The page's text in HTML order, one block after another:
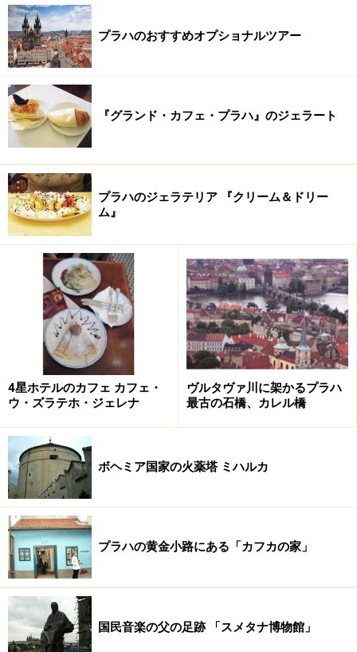
ざま。滞在に合わせて購入するとよいかと思います。空
港到着後から市内にむけ、バスや地下鉄を乗るので、そ
の時点で1Day（24H）購入100kc。チケット購入は空港
の到着出口出てすぐのカウンターで購入するればお札が
つかえます。バス停にある券売機は自販機でコインしか
使えません。バス停に偶然日本人2名の方が自販機で困
ってられましたので教えてあげました。
■Angelis (アンジェリス) Hotel Praha
住所：Pivovarska 5, Praha
電話番号：+420-257-190-900
営業時間：24H
アクセス：ルズィニェ空港からバス100番→Zlicin駅（ズ
リーチン）メトロB→Andel駅（アンデール）徒歩
→HOTEL
公式HP：www.hotelangelis.com/
※データは記事公開時点のものです。
※記事内容は執筆時点のものです。最新の内容をご確認くださ
い。
※海外を訪れる際には最新情報の入手に努め、「
ホームページ」を確認するなど、安全確保に十分注意を払ってく
ださい。
プラハのおすすめオプショナルツアー
『グランド・カフェ・プラハ』のジェラート
プラハのジェラテリア 『クリーム＆ドリー
ム』
4星ホテルのカフェ カフェ・
ウ・ズラテホ・ジェレナ
ヴルタヴァ川に架かるプラハ
最古の石橋、カレル橋
ボヘミア国家の火薬塔 ミハルカ
プラハの黄金小路にある「カフカの家」
国民音楽の父の足跡 「スメタナ博物館」